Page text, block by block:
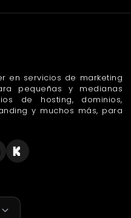
en servicios de marketing
pequeñas y medianas
de hosting, dominios,
y muchos más, para